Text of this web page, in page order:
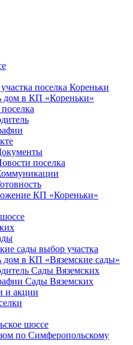
поселка Кореньки
дом в КП «Кореньки»
поселка
КП «Кореньки»
сады выбор участка
дом в КП «Вяземские сады»
Сады Вяземских
Сады Вяземских
и акции
шоссе
по Симферопольскому